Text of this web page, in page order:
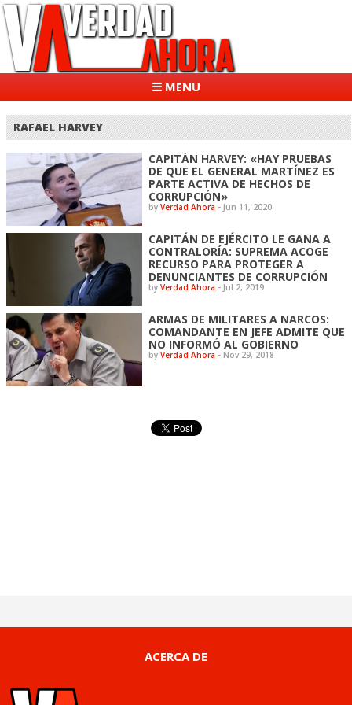
☰ MENU
RAFAEL HARVEY
CAPITÁN HARVEY: «HAY PRUEBAS
DE QUE EL GENERAL MARTÍNEZ ES
PARTE ACTIVA DE HECHOS DE
CORRUPCIÓN»
byVerdad Ahora - Jun 11, 2020
CAPITÁN DE EJÉRCITO LE GANA A
CONTRALORÍA: SUPREMA ACOGE
RECURSO PARA PROTEGER A
DENUNCIANTES DE CORRUPCIÓN
byVerdad Ahora - Jul 2, 2019
ARMAS DE MILITARES A NARCOS:
COMANDANTE EN JEFE ADMITE QUE
NO INFORMÓ AL GOBIERNO
byVerdad Ahora - Nov 29, 2018
ACERCA DE